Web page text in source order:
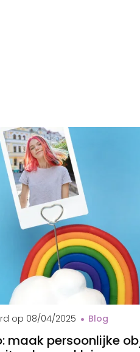
op 08/04/2025 Blog
maak persoonlijke